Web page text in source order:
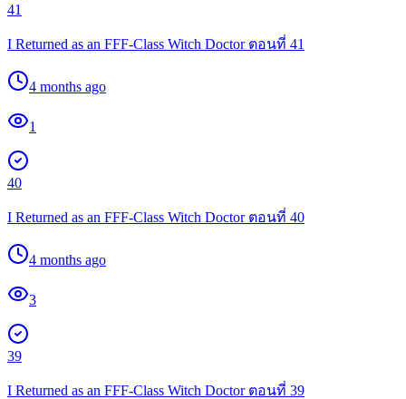
41
I Returned as an FFF-Class Witch Doctor ตอนที่ 41
4 months ago
1
40
I Returned as an FFF-Class Witch Doctor ตอนที่ 40
4 months ago
3
39
I Returned as an FFF-Class Witch Doctor ตอนที่ 39